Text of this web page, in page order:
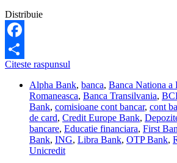
Distribuie
Facebook
Share
Citeste raspunsul
cu
cele
mai
mari
dobanzi
la
Alpha Bank, banca, Banca Nationa a
Romaneasca, Banca Transilvania,
Bank, comisioane cont bancar, cont
de card, Credit Europe Bank,
bancare, Educatie financiara, First
Bank, ING, Libra Bank, OTP Bank,
Unicredit